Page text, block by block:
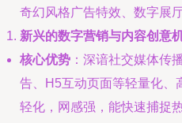
奇幻风格广告特效、数字展
新兴的数字营销与内容创意
核心优势 ：深谙社交媒体传
告、H5互动页面等轻量化、
轻化，网感强，能快速捕捉